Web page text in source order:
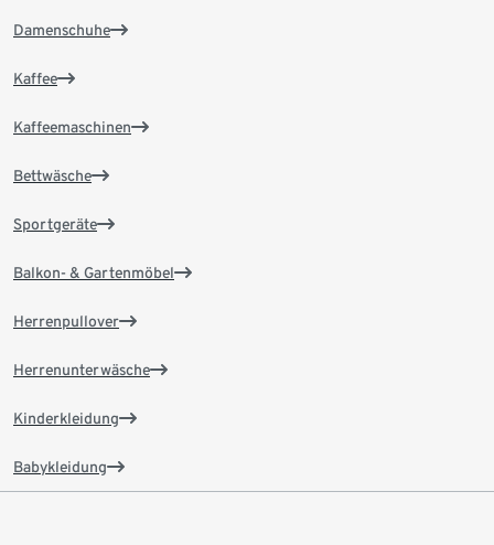
Damenschuhe
Kaffee
Kaffeemaschinen
Bettwäsche
Sportgeräte
Balkon- & Gartenmöbel
Herrenpullover
Herrenunterwäsche
Kinderkleidung
Babykleidung